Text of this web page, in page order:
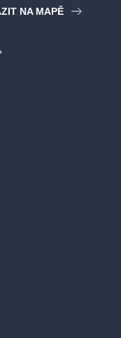
NA MAPĚ